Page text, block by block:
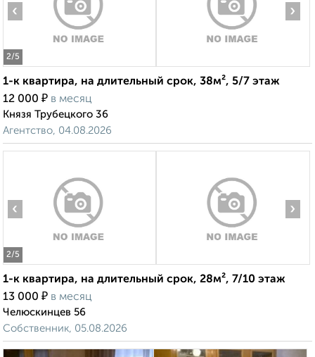
2/5
‹ ›
1-к квартира, на длительный срок, 38м², 5/7 этаж
12 000 ₽ в месяц
Князя Трубецкого 36
Агентство, 04.08.2026
2/5
‹ ›
1-к квартира, на длительный срок, 28м², 7/10 этаж
13 000 ₽ в месяц
Челюскинцев 56
Собственник, 05.08.2026